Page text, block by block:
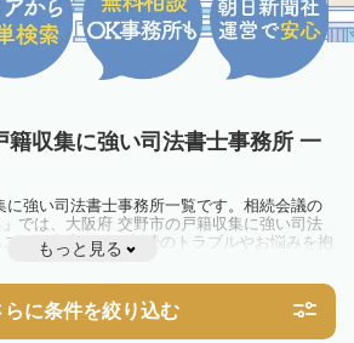
籍収集に強い司法書士事務所 一
に強い司法書士事務所一覧です。相続会議の
」では、大阪府 交野市の戸籍収集に強い司法
とが出来ます。相続のトラブルやお悩みを抱
法書士に相談してみましょう。
もっと見る
らに条件を絞り込む